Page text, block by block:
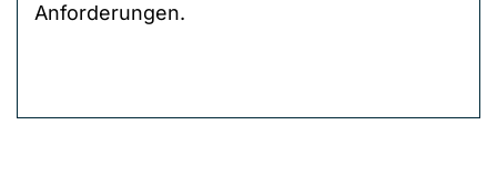
Anforderungen.